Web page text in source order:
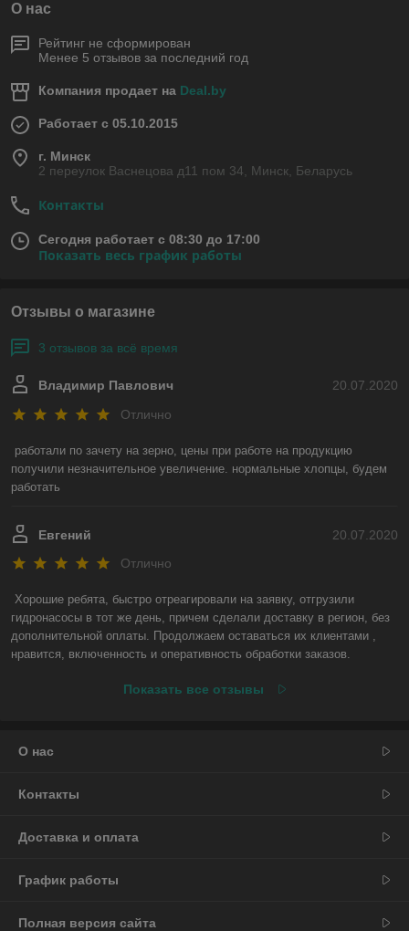
О нас
Рейтинг не сформирован
Менее 5 отзывов за последний год
Компания продает на Deal.by
Работает с 05.10.2015
г. Минск
2 переулок Васнецова д11 пом 34, Минск, Беларусь
Контакты
Сегодня работает с 08:30 до 17:00
Показать весь график работы
Отзывы о магазине
3 отзывов за всё время
20.07.2020
Владимир Павлович
Отлично
работали по зачету на зерно, цены при работе на продукцию
получили незначительное увеличение. нормальные хлопцы, будем
работать
20.07.2020
Евгений
Отлично
Хорошие ребята, быстро отреагировали на заявку, отгрузили
гидронасосы в тот же день, причем сделали доставку в регион, без
дополнительной оплаты. Продолжаем оставаться их клиентами ,
нравится, включенность и оперативность обработки заказов.
Показать все отзывы
О нас
Контакты
Доставка и оплата
График работы
Полная версия сайта